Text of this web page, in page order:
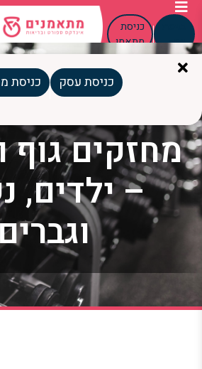
עסק
כניסת
מתאמן
כניסת עסק כניסת
מחזקים גוף
– ילדים,